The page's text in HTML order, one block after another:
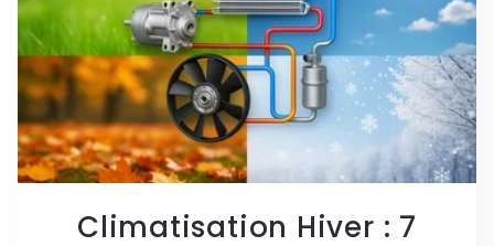
Climatisation Hiver : 7